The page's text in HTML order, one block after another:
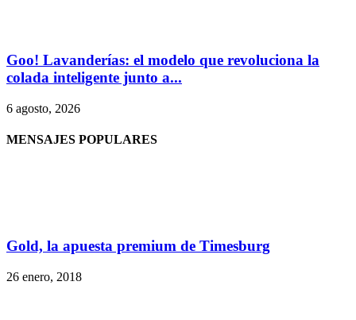
Goo! Lavanderías: el modelo que revoluciona la
colada inteligente junto a...
6 agosto, 2026
MENSAJES POPULARES
Gold, la apuesta premium de Timesburg
26 enero, 2018